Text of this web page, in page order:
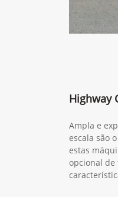
Highway
Ampla e
escala são
estas
opcional de